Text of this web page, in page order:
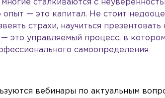
сталкиваются с
— это капитал. Не стоит
страхи, научиться презентовать
это управляемый процесс, в котором
самоопределения
вебинары по актуальным